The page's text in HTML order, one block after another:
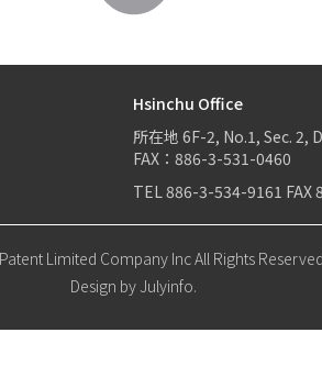
Hsinchu Office
所在地 6F-2, No.1, Sec. 2,
FAX：886-3-531-0460
TEL886-3-534-9161 FAX
Limited Company Inc All Rights
Design by Julyinfo.